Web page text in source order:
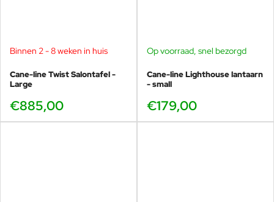
Binnen 2 - 8 weken in huis
Cane-line Twist Salontafel -
Large
€885,00
Op voorraad, snel bezorgd
Cane-line Lighthouse lantaarn
- small
€179,00